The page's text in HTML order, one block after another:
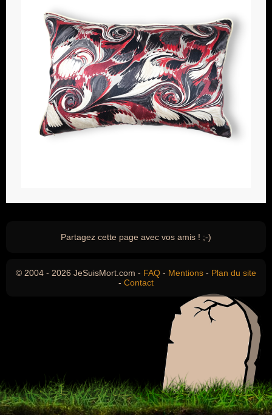
Partagez cette page avec vos amis ! ;-)
© 2004 - 2026 JeSuisMort.com - FAQ - Mentions - Plan du site
- Contact